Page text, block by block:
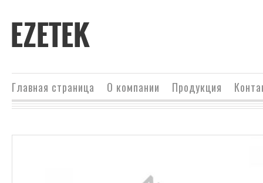
EZETEK
Главная страница О компании Продукция